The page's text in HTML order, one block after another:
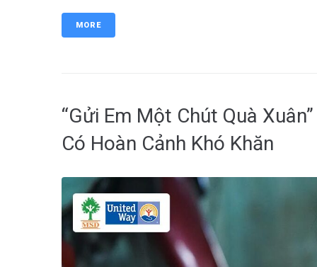
MORE
“Gửi Em Một Chút Quà
Có Hoàn Cảnh Khó Khăn